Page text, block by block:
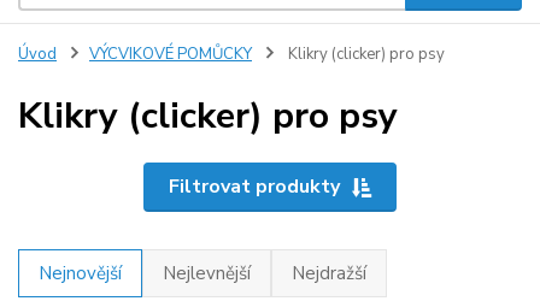
Úvod VÝCVIKOVÉ POMŮCKY Klikry (clicker) pro psy
Klikry (clicker) pro psy
Filtrovat produkty
Nejnovější Nejlevnější Nejdražší